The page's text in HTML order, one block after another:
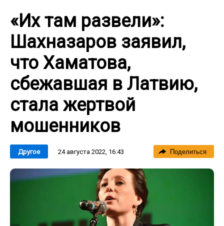
«Их там развели»:
Шахназаров заявил,
что Хаматова,
сбежавшая в Латвию,
стала жертвой
мошенников
Другое 24 августа 2022, 16:43 Поделиться